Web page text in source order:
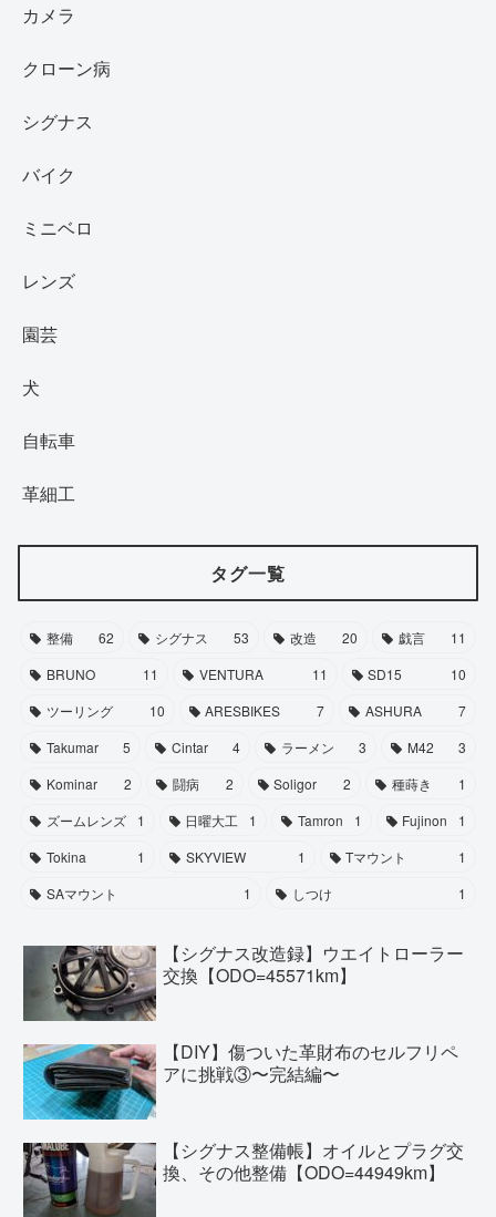
カメラ
クローン病
シグナス
バイク
ミニベロ
レンズ
園芸
犬
自転車
革細工
タグ一覧
整備 62 シグナス 53 改造 20 戯言
11
BRUNO
11 VENTURA 11 SD15
10
ツーリング
10 ARESBIKES 7 ASHURA
7
Takumar
5 Cintar 4 ラーメン 3 M42
3
Kominar
2 闘病 2 Soligor 2 種蒔き
1
ズームレンズ
1 日曜大工 1 Tamron 1 Fujinon
1
Tokina
1 SKYVIEW 1 Tマウント
1
SAマウント
1 しつけ 1
【シグナス改造録】ウエイトローラー
交換【ODO=45571km】
【DIY】傷ついた革財布のセルフリペ
アに挑戦③〜完結編〜
【シグナス整備帳】オイルとプラグ交
換、その他整備【ODO=44949km】